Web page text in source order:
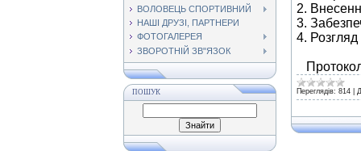
ВОЛОВЕЦЬ СПОРТИВНИЙ
НАШІ ДРУЗІ, ПАРТНЕРИ
ФОТОГАЛЕРЕЯ
ЗВОРОТНІЙ ЗВ"ЯЗОК
ПОШУК
2.
3.
4. Розгляд
Переглядів: 814